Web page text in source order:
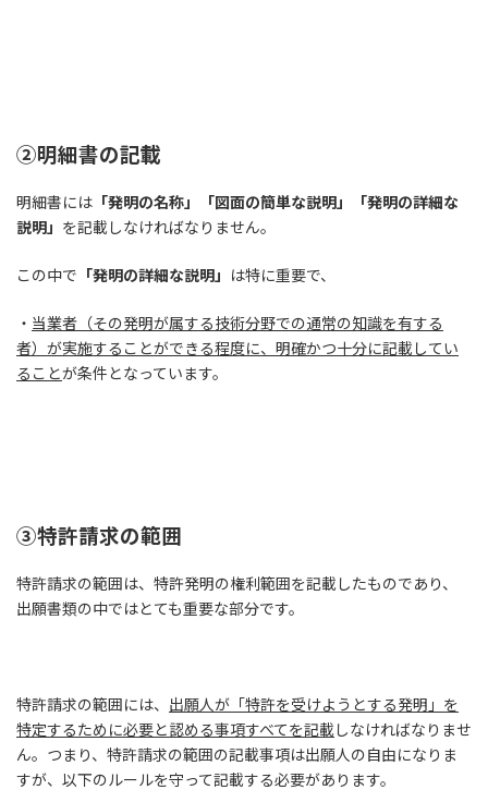
②明細書の記載
明細書には 「発明の名称」「図面の簡単な説明」「発明の詳細な
説明」 を記載しなければなりません。
この中で 「発明の詳細な説明」 は特に重要で、
・ 当業者（その発明が属する技術分野での通常の知識を有する
者）が実施することができる程度に、明確かつ十分に記載してい
ることが条件となっています。
③特許請求の範囲
特許請求の範囲は、特許発明の権利範囲を記載したものであり、
出願書類の中ではとても重要な部分です。
特許請求の範囲には、 出願人が「特許を受けようとする発明」を
特定するために必要と認める事項すべてを記載 しなければなりませ
ん。つまり、特許請求の範囲の記載事項は出願人の自由になりま
すが、以下のルールを守って記載する必要があります。